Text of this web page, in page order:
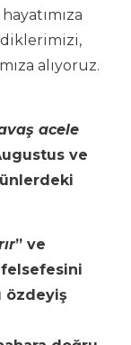
alıyoruz.
acele
ve
” ve
felsefesini
özdeyiş